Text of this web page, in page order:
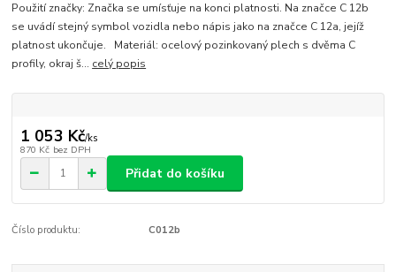
Použití značky: Značka se umísťuje na konci platnosti. Na značce C 12b
se uvádí stejný symbol vozidla nebo nápis jako na značce C 12a, jejíž
platnost ukončuje. Materiál: ocelový pozinkovaný plech s dvěma C
profily, okraj š... celý popis
1 053 Kč/ks
870 Kč bez DPH
Přidat do košíku
Číslo produktu: C012b